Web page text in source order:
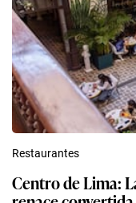
Restaurantes
Centro de Lima: